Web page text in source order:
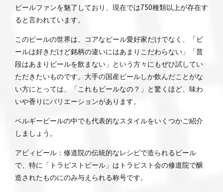
ビールファンを魅了しており、現在では750種類以上が存在す
ると言われています。
このビールの世界は、コアなビール愛好家だけでなく、「ビ
ールは好きだけど銘柄の違いにはあまりこだわらない」「普
段はあまりビールを飲まない」という方々にもぜひ試してい
ただきたいものです。大手の国産ビールしか飲んだことがな
い方にとっては、「これもビールなの？」と驚くほど、味わ
いや香りにバリエーションがあります。
ベルギービールの中でも代表的なスタイルをいくつかご紹介
しましょう。
アビィビール：修道院の伝統的なレシピで造られるビール
で、特に「トラピストビール」はトラピスト会の修道院で醸
造されたものにのみ与えられる称号です。